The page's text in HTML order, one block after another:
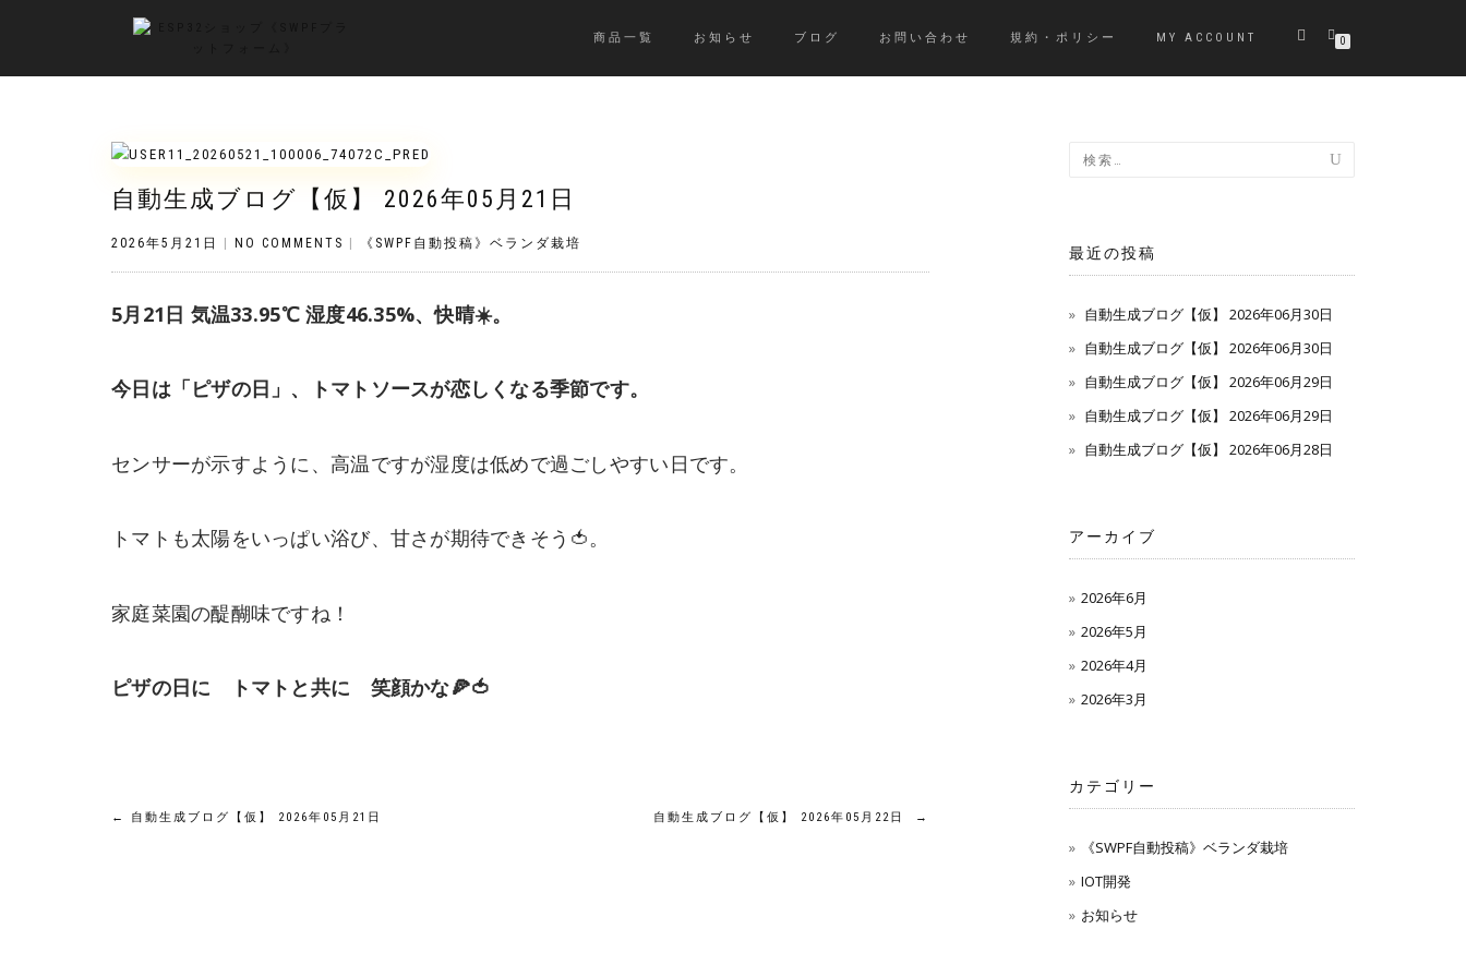
商品一覧 お知らせ ブログ お問い合わせ 規約・ポリシー MY ACCOUNT 0
自動生成ブログ【仮】 2026年05月21日
2026年5月21日 NO COMMENTS 《SWPF自動投稿》ベランダ栽培
5月21日 気温33.95℃ 湿度46.35%、快晴☀️。
今日は「ピザの日」、トマトソースが恋しくなる季節です。
センサーが示すように、高温ですが湿度は低めで過ごしやすい日です。
トマトも太陽をいっぱい浴び、甘さが期待できそう🍅。
家庭菜園の醍醐味ですね！
ピザの日に トマトと共に 笑顔かな🍕🍅
投
← 自動生成ブログ【仮】 2026年05月21日 自動生成ブログ【仮】 2026年05月22日 →
最近の投稿
自動生成ブログ【仮】 2026年06月30日
自動生成ブログ【仮】 2026年06月30日
自動生成ブログ【仮】 2026年06月29日
自動生成ブログ【仮】 2026年06月29日
自動生成ブログ【仮】 2026年06月28日
アーカイブ
2026年6月
2026年5月
2026年4月
2026年3月
カテゴリー
《SWPF自動投稿》ベランダ栽培
IOT開発
お知らせ